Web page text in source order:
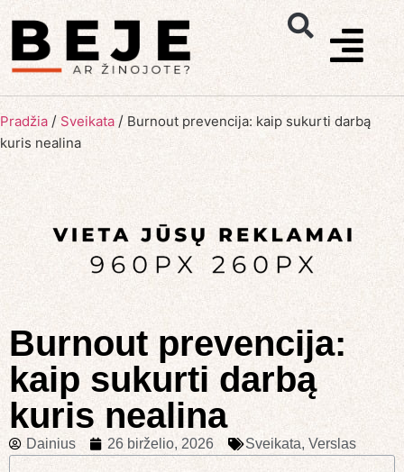
Pradžia / Sveikata / Burnout prevencija: kaip sukurti darbą
kuris nealina
Burnout prevencija:
kaip sukurti darbą
kuris nealina
Dainius 26 birželio, 2026 Sveikata, Verslas